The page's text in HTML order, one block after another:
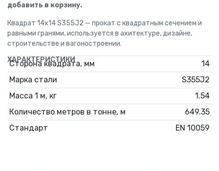
добавить в корзину.
Квадрат 14х14 S355J2 — прокат с квадратным сечением и
равными гранями, используется в ахитектуре, дизайне,
строительстве и вагоностроении.
ХАРАКТЕРИСТИКИ
Сторона квадрата, мм
14
Марка стали
S355J2
Масса 1 м, кг
1.54
Количество метров в тонне, м
649.35
Стандарт
EN 10059